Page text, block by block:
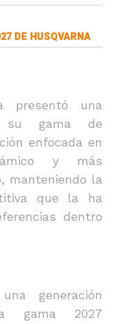
DE HUSQVARNA
presentó una
su gama de
enfocada en
y más
manteniendo la
que la ha
dentro
generación
gama 2027